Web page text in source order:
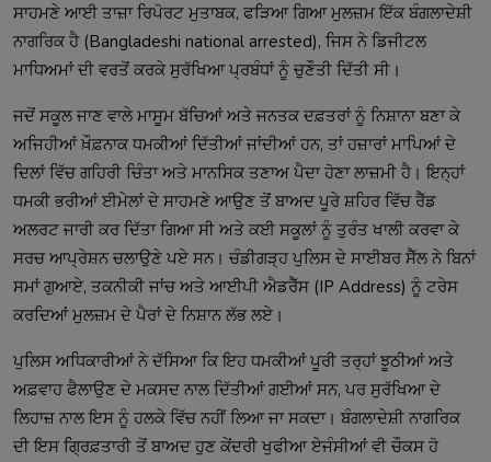
ਸਾਹਮਣੇ ਆਈ ਤਾਜ਼ਾ ਰਿਪੋਰਟ ਮੁਤਾਬਕ, ਫੜਿਆ ਗਿਆ ਮੁਲਜ਼ਮ ਇੱਕ ਬੰਗਲਾਦੇਸ਼ੀ
ਨਾਗਰਿਕ ਹੈ (Bangladeshi national arrested), ਜਿਸ ਨੇ ਡਿਜੀਟਲ
ਮਾਧਿਅਮਾਂ ਦੀ ਵਰਤੋਂ ਕਰਕੇ ਸੁਰੱਖਿਆ ਪ੍ਰਬੰਧਾਂ ਨੂੰ ਚੁਣੌਤੀ ਦਿੱਤੀ ਸੀ।
ਜਦੋਂ ਸਕੂਲ ਜਾਣ ਵਾਲੇ ਮਾਸੂਮ ਬੱਚਿਆਂ ਅਤੇ ਜਨਤਕ ਦਫ਼ਤਰਾਂ ਨੂੰ ਨਿਸ਼ਾਨਾ ਬਣਾ ਕੇ
ਅਜਿਹੀਆਂ ਖ਼ੌਫ਼ਨਾਕ ਧਮਕੀਆਂ ਦਿੱਤੀਆਂ ਜਾਂਦੀਆਂ ਹਨ, ਤਾਂ ਹਜ਼ਾਰਾਂ ਮਾਪਿਆਂ ਦੇ
ਦਿਲਾਂ ਵਿੱਚ ਗਹਿਰੀ ਚਿੰਤਾ ਅਤੇ ਮਾਨਸਿਕ ਤਣਾਅ ਪੈਦਾ ਹੋਣਾ ਲਾਜ਼ਮੀ ਹੈ। ਇਨ੍ਹਾਂ
ਧਮਕੀ ਭਰੀਆਂ ਈਮੇਲਾਂ ਦੇ ਸਾਹਮਣੇ ਆਉਣ ਤੋਂ ਬਾਅਦ ਪੂਰੇ ਸ਼ਹਿਰ ਵਿੱਚ ਰੈੱਡ
ਅਲਰਟ ਜਾਰੀ ਕਰ ਦਿੱਤਾ ਗਿਆ ਸੀ ਅਤੇ ਕਈ ਸਕੂਲਾਂ ਨੂੰ ਤੁਰੰਤ ਖਾਲੀ ਕਰਵਾ ਕੇ
ਸਰਚ ਆਪ੍ਰੇਸ਼ਨ ਚਲਾਉਣੇ ਪਏ ਸਨ। ਚੰਡੀਗੜ੍ਹ ਪੁਲਿਸ ਦੇ ਸਾਈਬਰ ਸੈੱਲ ਨੇ ਬਿਨਾਂ
ਸਮਾਂ ਗੁਆਏ, ਤਕਨੀਕੀ ਜਾਂਚ ਅਤੇ ਆਈਪੀ ਐਡਰੈੱਸ (IP Address) ਨੂੰ ਟਰੇਸ
ਕਰਦਿਆਂ ਮੁਲਜ਼ਮ ਦੇ ਪੈਰਾਂ ਦੇ ਨਿਸ਼ਾਨ ਲੱਭ ਲਏ।
ਪੁਲਿਸ ਅਧਿਕਾਰੀਆਂ ਨੇ ਦੱਸਿਆ ਕਿ ਇਹ ਧਮਕੀਆਂ ਪੂਰੀ ਤਰ੍ਹਾਂ ਝੂਠੀਆਂ ਅਤੇ
ਅਫ਼ਵਾਹ ਫੈਲਾਉਣ ਦੇ ਮਕਸਦ ਨਾਲ ਦਿੱਤੀਆਂ ਗਈਆਂ ਸਨ, ਪਰ ਸੁਰੱਖਿਆ ਦੇ
ਲਿਹਾਜ਼ ਨਾਲ ਇਸ ਨੂੰ ਹਲਕੇ ਵਿੱਚ ਨਹੀਂ ਲਿਆ ਜਾ ਸਕਦਾ। ਬੰਗਲਾਦੇਸ਼ੀ ਨਾਗਰਿਕ
ਦੀ ਇਸ ਗ੍ਰਿਫ਼ਤਾਰੀ ਤੋਂ ਬਾਅਦ ਹੁਣ ਕੇਂਦਰੀ ਖੁਫੀਆ ਏਜੰਸੀਆਂ ਵੀ ਚੌਕਸ ਹੋ